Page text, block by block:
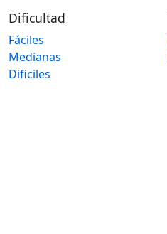
Dificultad
Fáciles
Medianas
Dificiles